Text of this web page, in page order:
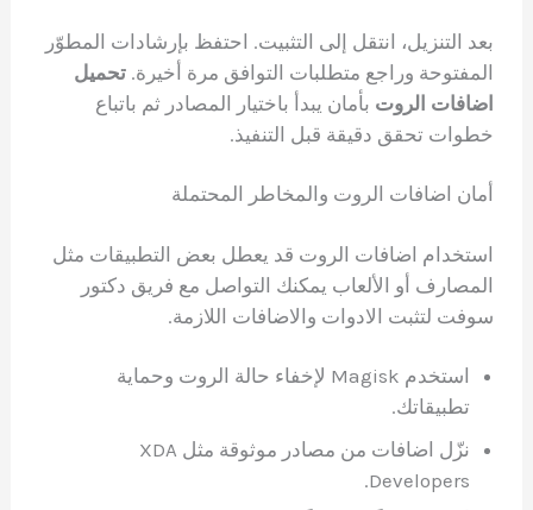
بعد التنزيل، انتقل إلى التثبيت. احتفظ بإرشادات المطوّر
المفتوحة وراجع متطلبات التوافق مرة أخيرة.تحميل
اضافات الروت بأمان يبدأ باختيار المصادر ثم باتباع
خطوات تحقق دقيقة قبل التنفيذ.
أمان اضافات الروت والمخاطر المحتملة
استخدام اضافات الروت قد يعطل بعض التطبيقات مثل
المصارف أو الألعاب يمكنك التواصل مع فريق دكتور
سوفت لتثبت الادوات والاضافات اللازمة.
استخدم Magisk لإخفاء حالة الروت وحماية
تطبيقاتك.
نزّل اضافات من مصادر موثوقة مثل XDA
Developers.